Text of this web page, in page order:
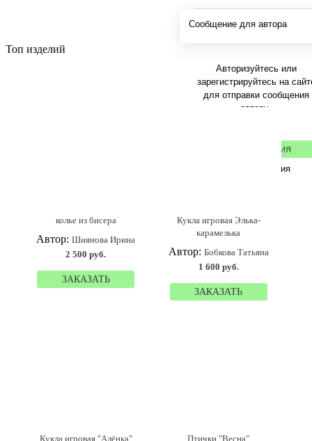
Сообщение для автора
Авторизуйтесь или
зарегистрируйтесь на
для отправки сообщения
автору.
РЕГИСТРАЦИЯ
Авторизация
Топ изделий
колье из бисера
Автор:Шиянова Ирина
2 500 руб.
ЗАКАЗАТЬ
Кукла игровая Элька-
карамелька
Автор: Бобкова Татьяна
1 600 руб.
ЗАКАЗАТЬ
Кукла игровая "Алёнка" Птички "Весна"